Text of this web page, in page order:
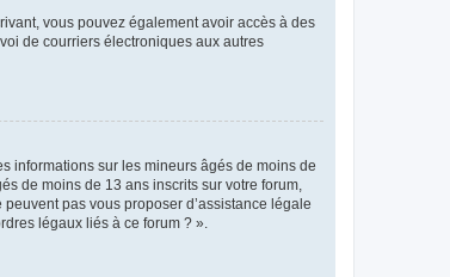
vous pouvez également avoir accès à des
de courriers électroniques aux autres
informations sur les mineurs âgés de moins de
de moins de 13 ans inscrits sur votre forum,
pas vous proposer d’assistance légale
légaux liés à ce forum ? ».